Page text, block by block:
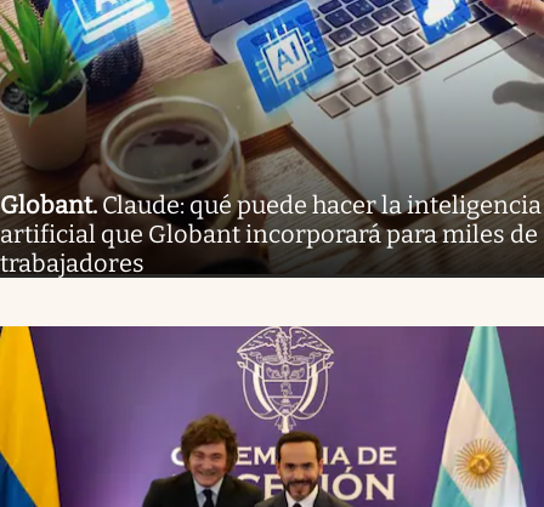
Globant.Claude: qué puede hacer la inteligencia
artificial que Globant incorporará para miles de
trabajadores